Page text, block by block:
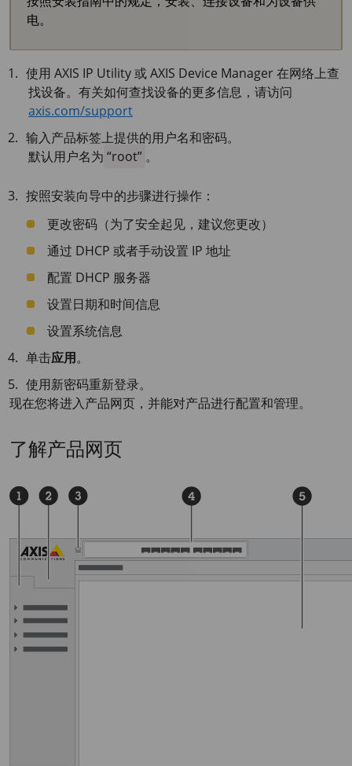
电。
使用 AXIS IP Utility 或 AXIS Device Manager 在网络上查
找设备。有关如何查找设备的更多信息，请访问
axis.com/support
输入产品标签上提供的用户名和密码。
默认用户名为 root 。
按照安装向导中的步骤进行操作：
更改密码（为了安全起见，建议您更改）
通过 DHCP 或者手动设置 IP 地址
配置 DHCP 服务器
设置日期和时间信息
设置系统信息
单击应用。
使用新密码重新登录。
现在您将进入产品网页，并能对产品进行配置和管理。
了解产品网页